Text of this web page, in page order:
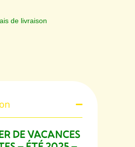
de livraison
DE VACANCES